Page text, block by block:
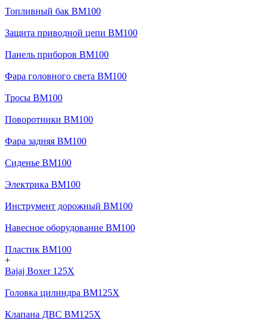
Топливный бак BM100
Защита приводной цепи BM100
Панель приборов BM100
Фара головного света BM100
Тросы BM100
Поворотники BM100
Фара задняя BM100
Сиденье BM100
Электрика BM100
Инструмент дорожный BM100
Навесное оборудование BM100
Пластик BM100
+
Bajaj Boxer 125X
Головка цилиндра BM125X
Клапана ДВС BM125X